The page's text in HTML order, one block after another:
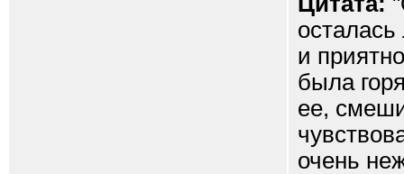
и
была
ее,
очень